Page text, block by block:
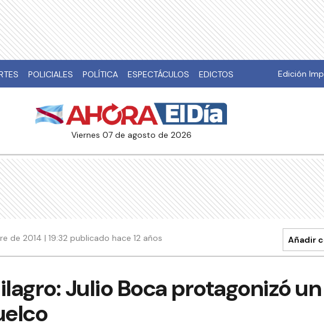
POLICIALES POLÍTICA ESPECTÁCULOS EDICTOS Edición
viernes 07 de agosto de 2026
de 2014 | 19:32 publicado hace 12 años Añadir
Julio Boca protagonizó un